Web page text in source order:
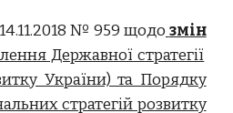
№ 959 щодо змін
Державної стратегії
України) та Порядку
стратегій розвитку